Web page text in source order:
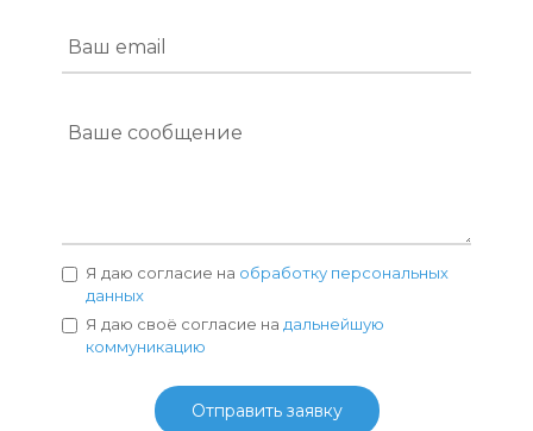
Ваш email
Ваше сообщение
Я даю согласие на обработку персональных
данных
Я даю своё согласие на дальнейшую
коммуникацию
Отправить заявку